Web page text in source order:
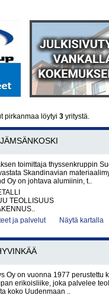
pirkanmaa löytyi 3 yritystä.
JÄMSÄNKOSKI
toimittaja thyssenkruppin
Skandinavian
Oy on johtava alumiinin, t..
TEOLLISUUS
ja palvelut Näytä kartalla
Oy on vuonna 1977 perustettu
erikoisliike, joka palvelee
koko Uudenmaan ..